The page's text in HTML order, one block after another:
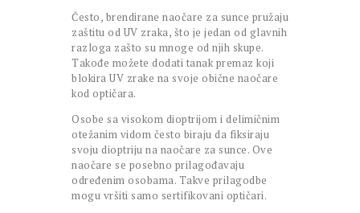
Često, brendirane naočare za sunce pružaju
zaštitu od UV zraka, što je jedan od glavnih
razloga zašto su mnoge od njih skupe.
Takođe možete dodati tanak premaz koji
blokira UV zrake na svoje obične naočare
kod optičara.
Osobe sa visokom dioptrijom i delimičnim
otežanim vidom često biraju da fiksiraju
svoju dioptriju na naočare za sunce. Ove
naočare se posebno prilagođavaju
određenim osobama. Takve prilagodbe
mogu vršiti samo sertifikovani optičari.